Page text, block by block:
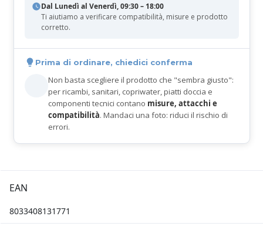
Dal Lunedì al Venerdì, 09:30 – 18:00
Ti aiutiamo a verificare compatibilità, misure e prodotto
corretto.
Prima di ordinare, chiedici conferma
Non basta scegliere il prodotto che "sembra giusto":
per ricambi, sanitari, copriwater, piatti doccia e
componenti tecnici contano misure, attacchi e
compatibilità. Mandaci una foto: riduci il rischio di
errori.
EAN
8033408131771